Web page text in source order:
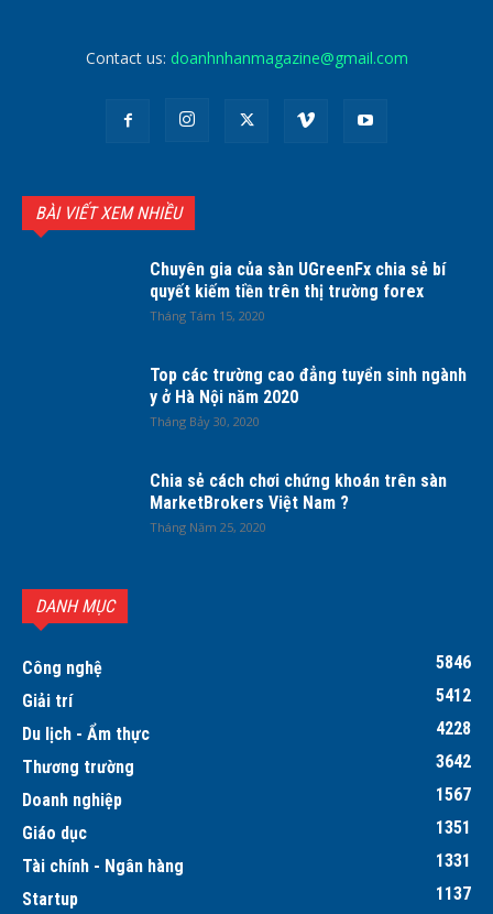
Contact us: doanhnhanmagazine@gmail.com
BÀI VIẾT XEM NHIỀU
Chuyên gia của sàn UGreenFx chia sẻ bí
quyết kiếm tiền trên thị trường forex
Tháng Tám 15, 2020
Top các trường cao đẳng tuyển sinh ngành
y ở Hà Nội năm 2020
Tháng Bảy 30, 2020
Chia sẻ cách chơi chứng khoán trên sàn
MarketBrokers Việt Nam ?
Tháng Năm 25, 2020
DANH MỤC
Công nghệ
5846
Giải trí
5412
Du lịch - Ẩm thực
4228
Thương trường
3642
Doanh nghiệp
1567
Giáo dục
1351
Tài chính - Ngân hàng
1331
Startup
1137